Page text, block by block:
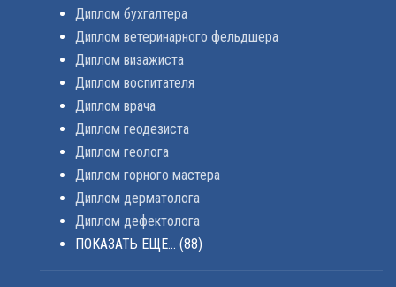
Диплом бухгалтера
Диплом ветеринарного фельдшера
Диплом визажиста
Диплом воспитателя
Диплом врача
Диплом геодезиста
Диплом геолога
Диплом горного мастера
Диплом дерматолога
Диплом дефектолога
ПОКАЗАТЬ ЕЩЕ... (88)